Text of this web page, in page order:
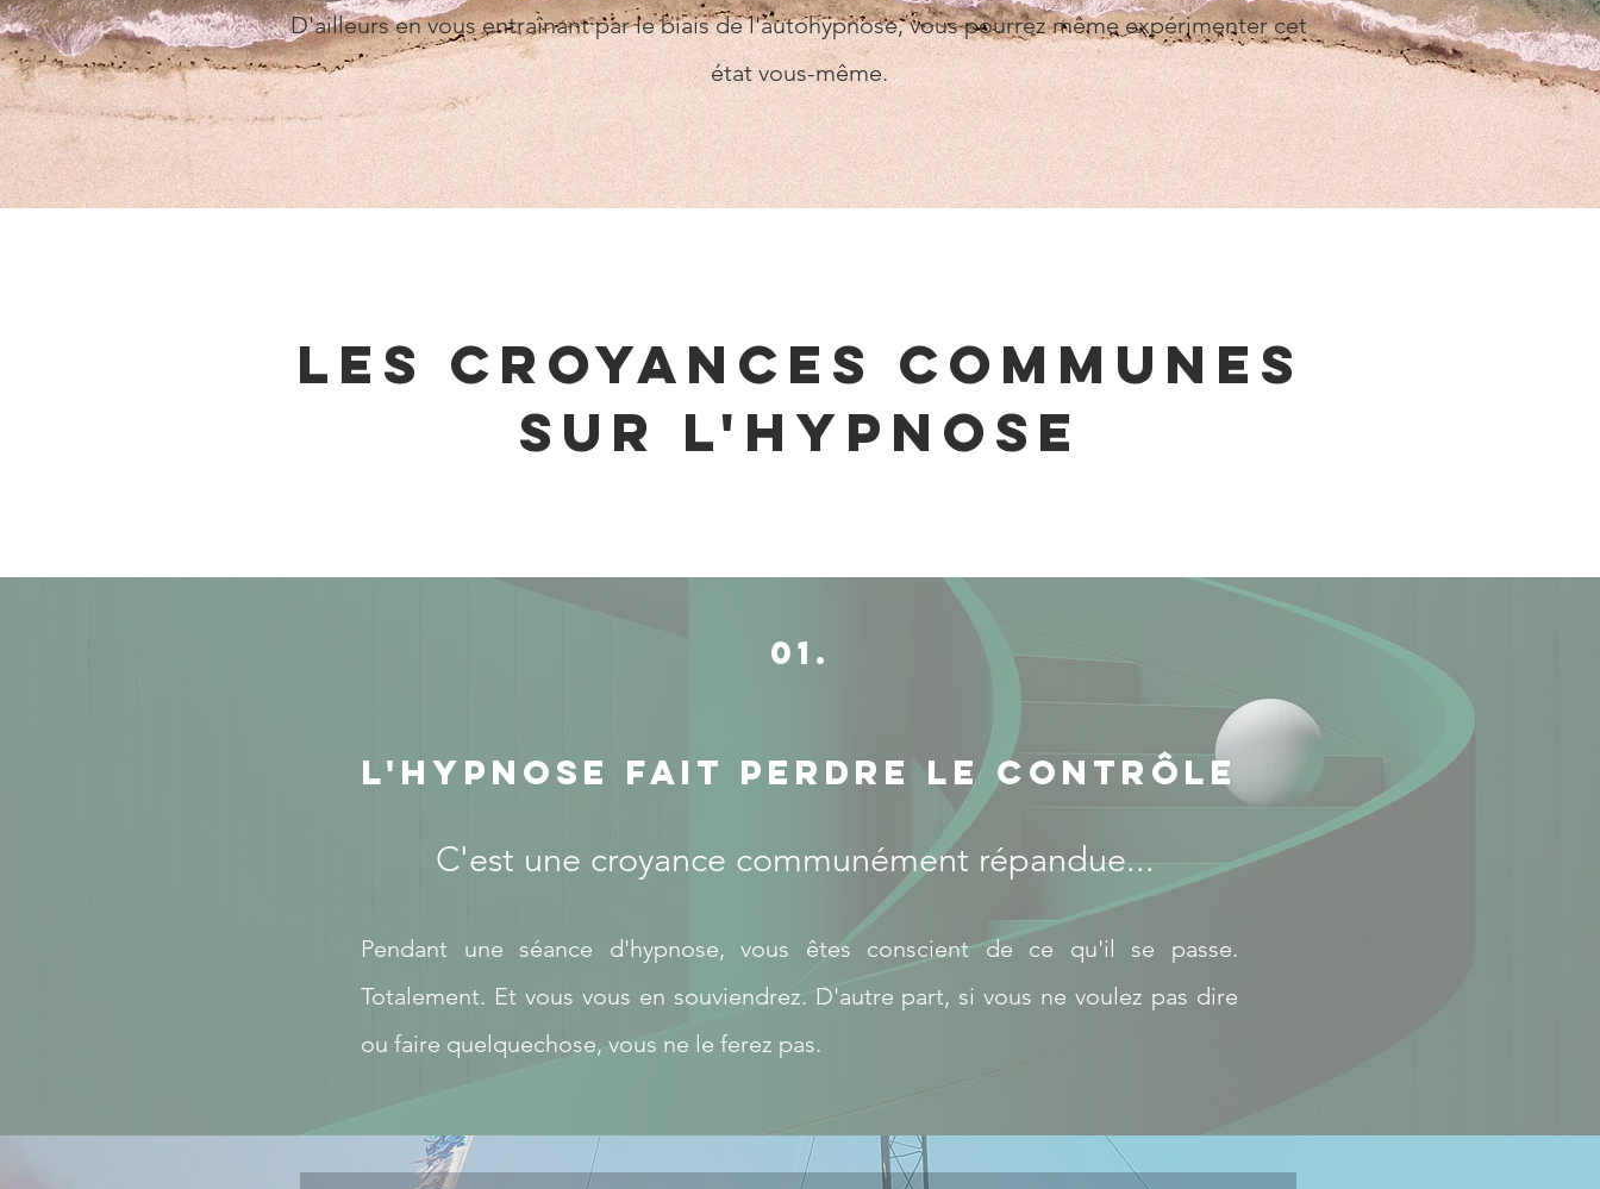
D'ailleurs en vous entraînant par le biais de l'autohypnose, vous pourrez même expérimenter cet
état vous-même.
Les croyances communes
sur l'hypnose
01.
L'hypnose fait perdre le contrôle
C'est une croyance communément répandue...
Pendant une séance d'hypnose, vous êtes conscient de ce qu'il se passe.
Totalement. Et vous vous en souviendrez. D'autre part, si vous ne voulez pas dire
ou faire quelquechose, vous ne le ferez pas.